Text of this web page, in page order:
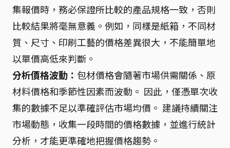
集報價時，務必保證所比較的產品規格一致，否則
比較結果將毫無意義。例如，同樣是紙箱，不同材
質、尺寸、印刷工藝的價格差異很大，不能簡單地
以單價高低來判斷。
分析價格波動： 包材價格會隨著市場供需關係、原
材料價格和季節性因素而波動。 因此，僅憑單次收
集的數據不足以準確評估市場均價。 建議持續關注
市場動態，收集一段時間的價格數據，並進行統計
分析，才能更準確地把握價格趨勢。